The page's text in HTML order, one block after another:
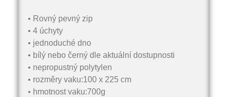
• Rovný pevný zip
• 4 úchyty
• jednoduché dno
• bílý nebo černý dle aktuální dostupnosti
• nepropustný polytylen
• rozměry vaku:100 x 225 cm
• hmotnost vaku:700g